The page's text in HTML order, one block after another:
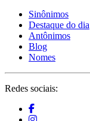
Sinônimos
Destaque do dia
Antônimos
Blog
Nomes
Redes sociais: